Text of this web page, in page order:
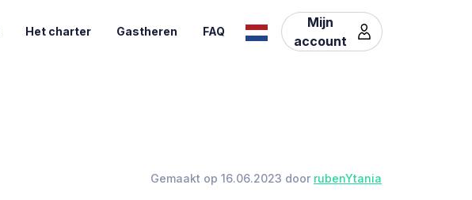
Het charter Gastheren FAQ
Mijn
account
Gemaakt op 16.06.2023 door rubenYtania